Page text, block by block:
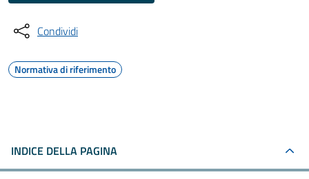
Condividi
Normativa di riferimento
INDICE DELLA PAGINA